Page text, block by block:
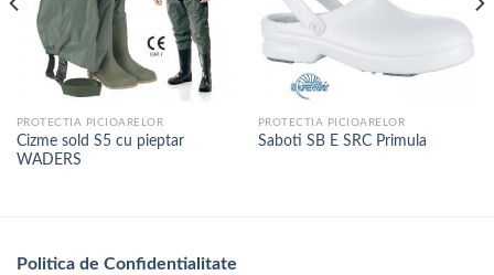
PROTECTIA PICIOARELOR
Cizme sold S5 cu pieptar
WADERS
PROTECTIA PICIOARELOR
Saboti SB E SRC Primula
Politica de Confidentialitate